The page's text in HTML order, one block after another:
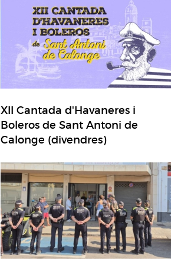
XII Cantada d'Havaneres i
Boleros de Sant Antoni de
Calonge (divendres)